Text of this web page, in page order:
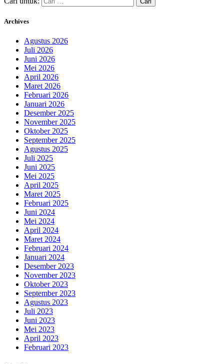
Archives
Agustus 2026
Juli 2026
Juni 2026
Mei 2026
April 2026
Maret 2026
Februari 2026
Januari 2026
Desember 2025
November 2025
Oktober 2025
September 2025
Agustus 2025
Juli 2025
Juni 2025
Mei 2025
April 2025
Maret 2025
Februari 2025
Juni 2024
Mei 2024
April 2024
Maret 2024
Februari 2024
Januari 2024
Desember 2023
November 2023
Oktober 2023
September 2023
Agustus 2023
Juli 2023
Juni 2023
Mei 2023
April 2023
Februari 2023